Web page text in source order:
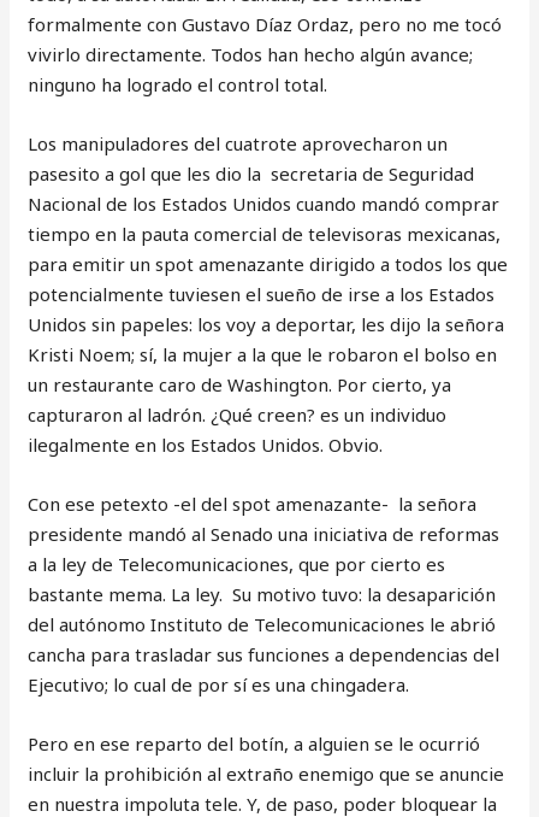
formalmente con Gustavo Díaz Ordaz, pero no me tocó
vivirlo directamente. Todos han hecho algún avance;
ninguno ha logrado el control total.
Los manipuladores del cuatrote aprovecharon un
pasesito a gol que les dio la secretaria de Seguridad
Nacional de los Estados Unidos cuando mandó comprar
tiempo en la pauta comercial de televisoras mexicanas,
para emitir un spot amenazante dirigido a todos los que
potencialmente tuviesen el sueño de irse a los Estados
Unidos sin papeles: los voy a deportar, les dijo la señora
Kristi Noem; sí, la mujer a la que le robaron el bolso en
un restaurante caro de Washington. Por cierto, ya
capturaron al ladrón. ¿Qué creen? es un individuo
ilegalmente en los Estados Unidos. Obvio.
Con ese petexto -el del spot amenazante- la señora
presidente mandó al Senado una iniciativa de reformas
a la ley de Telecomunicaciones, que por cierto es
bastante mema. La ley. Su motivo tuvo: la desaparición
del autónomo Instituto de Telecomunicaciones le abrió
cancha para trasladar sus funciones a dependencias del
Ejecutivo; lo cual de por sí es una chingadera.
Pero en ese reparto del botín, a alguien se le ocurrió
incluir la prohibición al extraño enemigo que se anuncie
en nuestra impoluta tele. Y, de paso, poder bloquear la